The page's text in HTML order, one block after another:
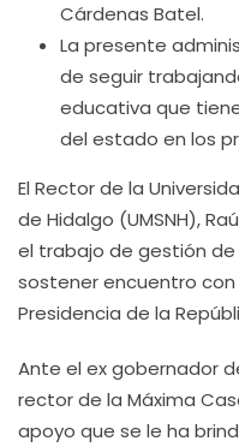
Cárdenas Batel.
La presente
de seguir
educativa que
del estado en los
El Rector de la
de Hidalgo (UMSNH),
el trabajo de gestión de
sostener encuentro
Presidencia de la
Ante el ex gobernador
rector de la Máxima
apoyo que se le ha